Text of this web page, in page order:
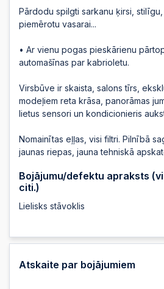
Pārdodu spilgti sarkanu ķirsi,
piemērotu vasarai...
• Ar vienu pogas pieskārienu
automašīnas par kabrioletu.
Virsbūve ir skaista, salons tīrs,
modeļiem reta krāsa, panorāmas
lietus sensori un kondicionieris
Nomainītas eļļas, visi filtri. Pilnībā
jaunas riepas, jauna tehniskā
Bojājumu/defektu apraksts
citi.)
Lielisks stāvoklis
Atskaite par bojājumiem